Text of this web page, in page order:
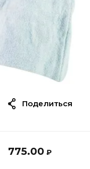
775.00 ₽
Поделиться